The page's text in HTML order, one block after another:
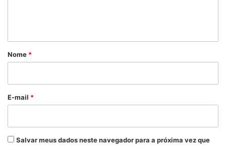
r
*
Nome *
E-mail *
Salvar meus dados neste navegador para a próxima vez que